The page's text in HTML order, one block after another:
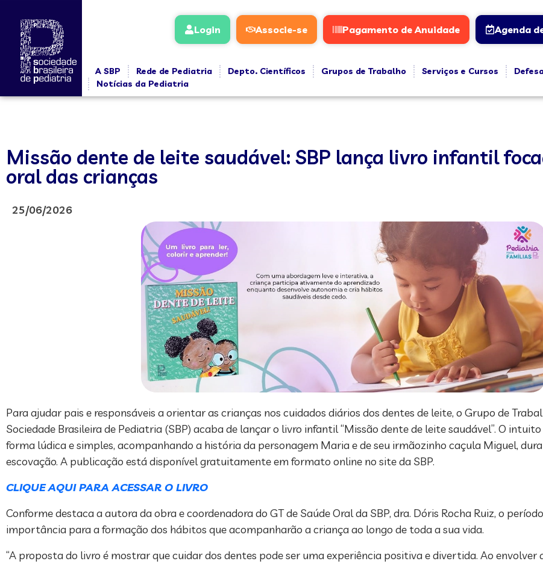
Login Associe-se Pagamento de Anuidade Agenda
A SBP Rede de Pediatria Depto. Científicos Grupos de Trabalho Serviços e Cursos
Notícias da Pediatria
Missão dente de leite saudável: SBP lança livro infantil
oral das crianças
25/06/2026
Para ajudar pais e responsáveis a orientar as crianças nos cuidados diários dos dentes de leite, o Grupo de
Sociedade Brasileira de Pediatria (SBP) acaba de lançar o livro infantil “Missão dente de leite saudável”. O
forma lúdica e simples, acompanhando a história da personagem Maria e de seu irmãozinho caçula Miguel,
escovação. A publicação está disponível gratuitamente em formato online no site da SBP.
CLIQUE AQUI PARA ACESSAR O LIVRO
Conforme destaca a autora da obra e coordenadora do GT de Saúde Oral da SBP, dra. Dóris Rocha Ruiz, o
importância para a formação dos hábitos que acompanharão a criança ao longo de toda a sua vida.
“A proposta do livro é mostrar que cuidar dos dentes pode ser uma experiência positiva e divertida. Ao